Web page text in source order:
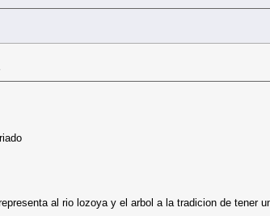
al rio lozoya y el arbol a la tradicion de tener